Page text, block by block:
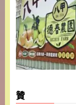
贊